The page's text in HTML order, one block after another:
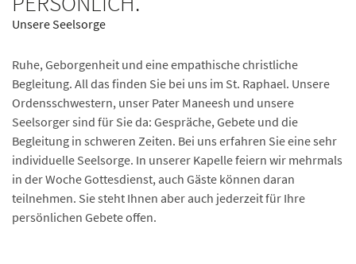
Unsere Seelsorge
Ruhe, Geborgenheit und eine empathische christliche
Begleitung. All das finden Sie bei uns im St. Raphael. Unsere
Ordensschwestern, unser Pater Maneesh und unsere
Seelsorger sind für Sie da: Gespräche, Gebete und die
Begleitung in schweren Zeiten. Bei uns erfahren Sie eine sehr
individuelle Seelsorge. In unserer Kapelle feiern wir mehrmals
in der Woche Gottesdienst, auch Gäste können daran
teilnehmen. Sie steht Ihnen aber auch jederzeit für Ihre
persönlichen Gebete offen.